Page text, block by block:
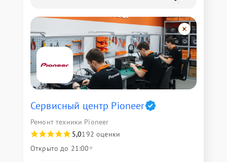
Сервисный центр Pioneer
Ремонт техники Pioneer
5,0192 оценки
Открыто до 21:00